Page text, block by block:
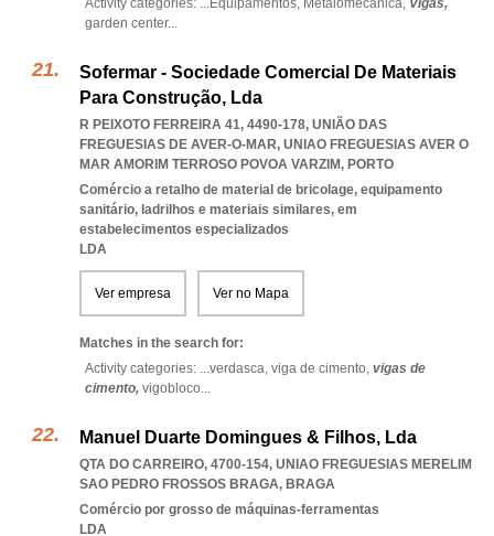
Activity categories: ...Equipamentos, Metalomecânica, Vigas,
garden center...
Sofermar - Sociedade Comercial De Materiais
Para Construção, Lda
R PEIXOTO FERREIRA 41, 4490-178, UNIÃO DAS
FREGUESIAS DE AVER-O-MAR, UNIAO FREGUESIAS AVER O
MAR AMORIM TERROSO POVOA VARZIM, PORTO
Comércio a retalho de material de bricolage, equipamento
sanitário, ladrilhos e materiais similares, em
estabelecimentos especializados
LDA
Ver empresa Ver no Mapa
Matches in the search for:
Activity categories: ...verdasca, viga de cimento, vigas de
cimento, vigobloco...
Manuel Duarte Domingues & Filhos, Lda
QTA DO CARREIRO, 4700-154, UNIAO FREGUESIAS MERELIM
SAO PEDRO FROSSOS BRAGA, BRAGA
Comércio por grosso de máquinas-ferramentas
LDA